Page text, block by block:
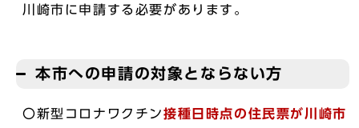
川崎市に申請する必要があります。
本市への申請の対象とならない方
〇新型コロナワクチン接種日時点の住民票が川崎市